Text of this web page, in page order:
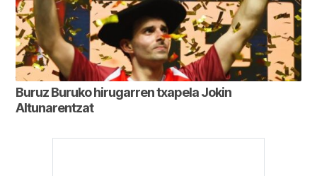
Buruz Buruko hirugarren txapela Jokin
Altunarentzat